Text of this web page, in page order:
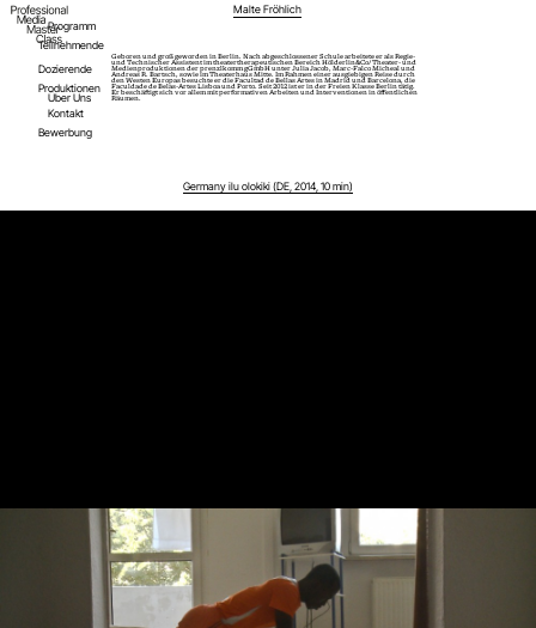
Malte Fröhlich
Programm
Teilnehmende
Dozierende
Produktionen
Über Uns
Kontakt
Bewerbung
Geboren und groß geworden in Berlin. Nach abgeschlossener Schule arbeitete er als Regie-
und Technischer Assistent im theatertherapeutischen Bereich Hölderlin&Co/ Theater- und
Medienproduktionen der prenzlkomm gGmbH unter Julia Jacob, Marc-Falco Micheal und
Andreas R. Bartsch, sowie im Theaterhaus Mitte. Im Rahmen einer ausgiebigen Reise durch
den Westen Europas besuchte er die Facultad de Bellas Artes in Madrid und Barcelona, die
Faculdade de Belas-Artes Lisboa und Porto. Seit 2012 ist er in der Freien Klasse Berlin tätig.
Er beschäftigt sich vor allem mit performativen Arbeiten und Interventionen in öffentlichen
Räumen.
Germany ilu olokiki (DE, 2014, 10 min)